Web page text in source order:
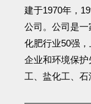
建于1970年，
公司。公司是
化肥行业50强
企业和环境保
工、盐化工、石